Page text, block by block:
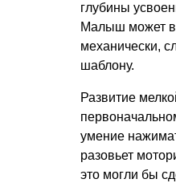
глубины
Малыш может
механически,
шаблону.
Развитие
умение
разовьет
это могли бы